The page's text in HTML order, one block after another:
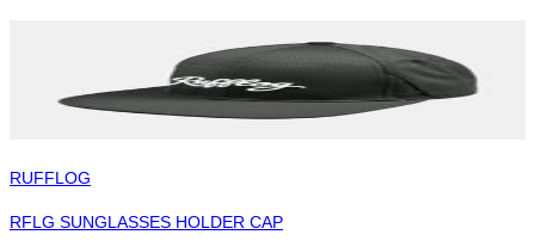
RUFFLOG
RFLG SUNGLASSES HOLDER CAP